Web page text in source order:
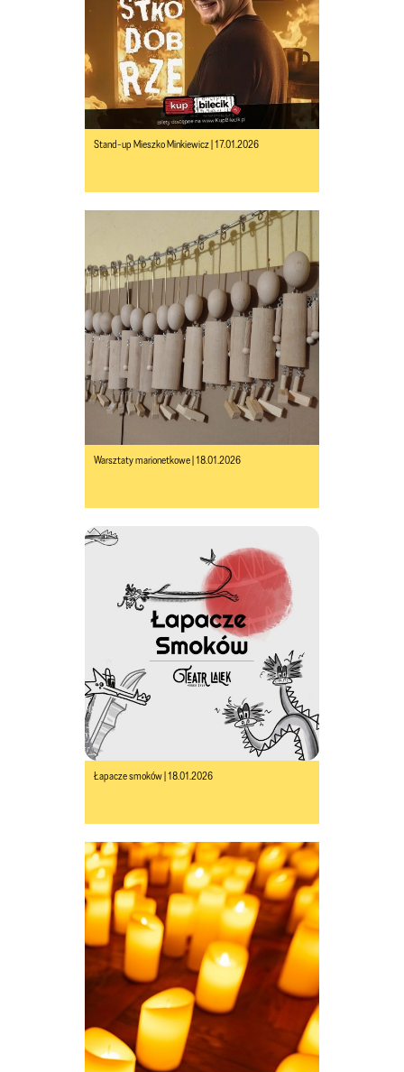
Stand-up Mieszko Minkiewicz | 17.01.2026
Warsztaty marionetkowe | 18.01.2026
Łapacze smoków | 18.01.2026